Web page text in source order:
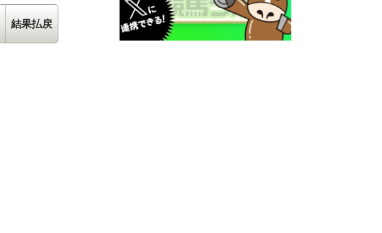
結果払戻